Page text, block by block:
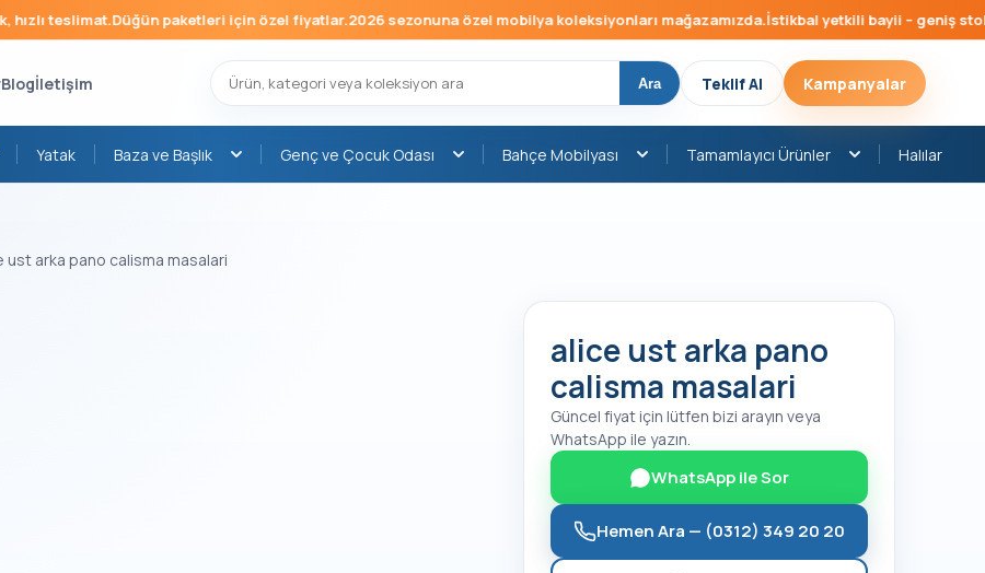
teslimat.Düğün paketleri için özel fiyatlar.2026 sezonuna özel mobilya koleksiyonları mağazamızda.İstikbal yetkili bayii – geniş stok,
Blogİletişim Ara Teklif Al Kampanyalar
Yatak Baza ve Başlık Genç ve Çocuk Odası Bahçe Mobilyası Tamamlayıcı Ürünler Halılar
ust arka pano calisma masalari
alice ust arka pano
calisma masalari
Güncel fiyat için lütfen bizi arayın veya
WhatsApp ile yazın.
WhatsApp ile Sor
Hemen Ara — (0312) 349 20 20